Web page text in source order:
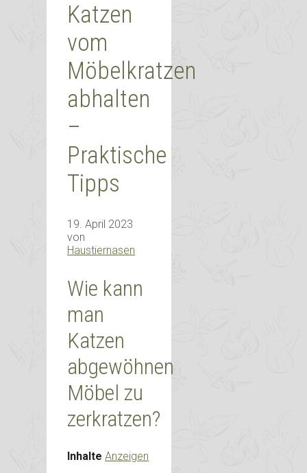
Katzen
vom
Möbelkratzen
abhalten
–
Praktische
Tipps
19. April 2023
von
Haustiernasen
Wie kann
man
Katzen
abgewöhnen
Möbel zu
zerkratzen?
Inhalte Anzeigen